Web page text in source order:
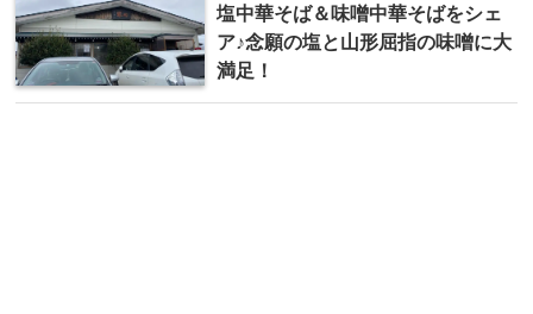
塩中華そば＆味噌中華そばをシェ
ア♪念願の塩と山形屈指の味噌に大
満足！